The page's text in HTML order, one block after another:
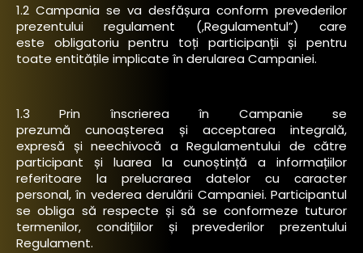
1.2 Campania se va desfășura conform prevederilor
prezentului regulament (,Regulamentul”) care
este obligatoriu pentru toți participanții și pentru
toate entitățile implicate în derularea Campaniei.
1.3 Prin înscrierea în Campanie se
prezumă cunoașterea și acceptarea integrală,
expresă și neechivocă a Regulamentului de către
participant și luarea la cunoștință a informațiilor
referitoare la prelucrarea datelor cu caracter
personal, în vederea derulării Campaniei. Participantul
se obliga să respecte și să se conformeze tuturor
termenilor, condițiilor și prevederilor prezentului
Regulament.